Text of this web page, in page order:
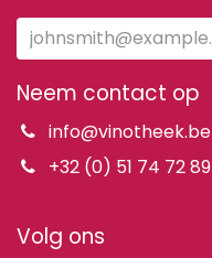
Neem contact op
info@vinotheek.be
+32 (0) 51 74 72 89
Volg ons